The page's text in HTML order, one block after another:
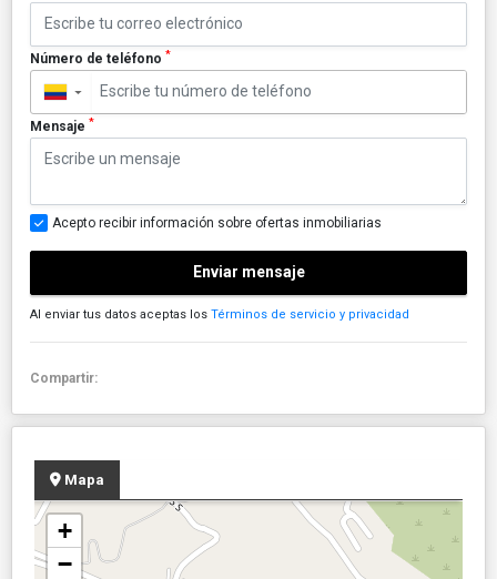
Número de teléfono *
▼
Mensaje *
Acepto recibir información sobre ofertas inmobiliarias
Enviar mensaje
Al enviar tus datos aceptas los Términos de servicio y privacidad
Compartir:
Mapa
+
−